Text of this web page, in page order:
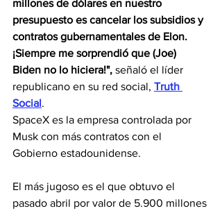
millones de dólares en nuestro
presupuesto es cancelar los subsidios y
contratos gubernamentales de Elon.
¡Siempre me sorprendió que (Joe)
Biden no lo hiciera!", señaló el líder
republicano en su red social, Truth
Social.
SpaceX es la empresa controlada por
Musk con más contratos con el
Gobierno estadounidense.
El más jugoso es el que obtuvo el
pasado abril por valor de 5.900 millones